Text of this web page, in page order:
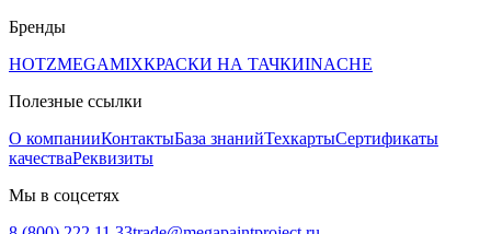
Бренды
HOTZMEGAMIXКРАСКИ НА ТАЧКИINACHE
Полезные ссылки
О компанииКонтактыБаза знанийТехкартыСертификаты
качестваРеквизиты
Мы в соцсетях